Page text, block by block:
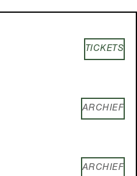
TICKETS
ARCHIEF
ARCHIEF